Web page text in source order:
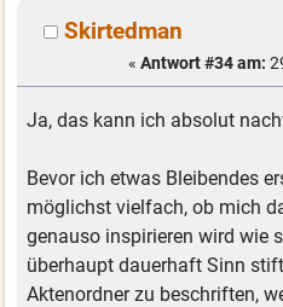
Skirtedman
« Antwort #34 am:
Ja, das kann ich absolut
Bevor ich etwas Bleibendes
möglichst vielfach, ob mich
genauso inspirieren wird wie
überhaupt dauerhaft Sinn
Aktenordner zu beschriften,